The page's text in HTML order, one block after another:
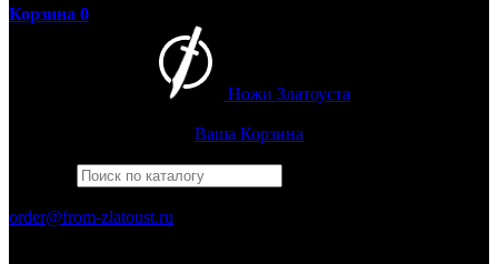
Корзина 0
Ножи Златоуста
Ваша Корзина
order@from-zlatoust.ru